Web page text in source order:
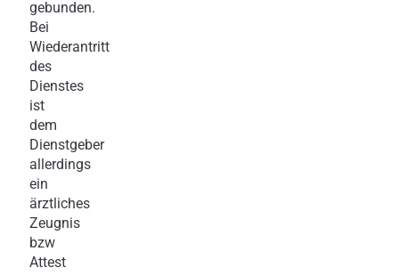
gebunden.
Bei
Wiederantritt
des
Dienstes
ist
dem
Dienstgeber
allerdings
ein
ärztliches
Zeugnis
bzw
Attest